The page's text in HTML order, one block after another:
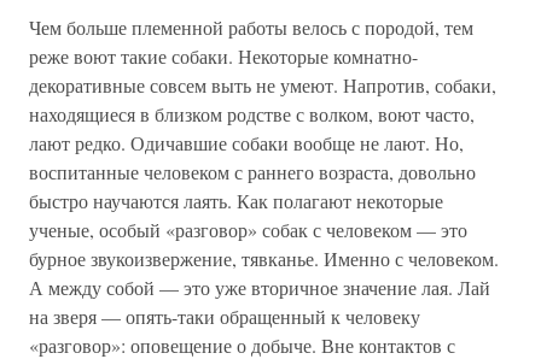
Чем больше племенной работы велось с породой, тем
реже воют такие собаки. Некоторые комнатно-
декоративные совсем выть не умеют. Напротив, собаки,
находящиеся в близком родстве с волком, воют часто,
лают редко. Одичавшие собаки вообще не лают. Но,
воспитанные человеком с раннего возраста, довольно
быстро научаются лаять. Как полагают некоторые
ученые, особый «разговор» собак с человеком — это
бурное звукоизвержение, тявканье. Именно с человеком.
А между собой — это уже вторичное значение лая. Лай
на зверя — опять-таки обращенный к человеку
«разговор»: оповещение о добыче. Вне контактов с